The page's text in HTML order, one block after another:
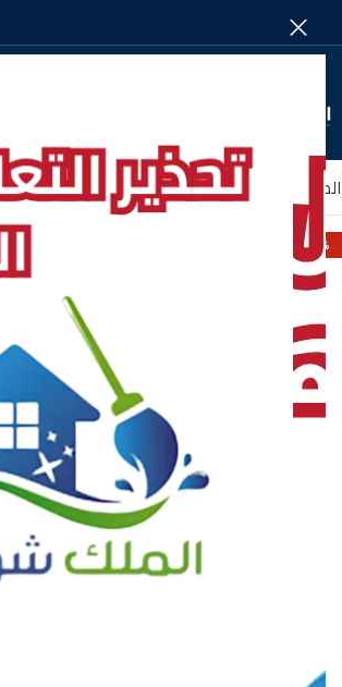
SELECT CATEGORY
الصفحة الرئيسيةمن نحـــــــــــــــــن الأقســـــــام
-21%